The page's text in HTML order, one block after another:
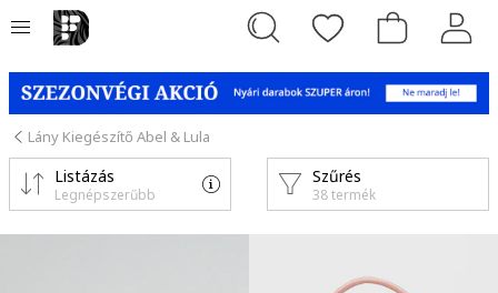
Lány Kiegészítő Abel & Lula
Szűrés
38 termék
Listázás
Legnépszerűbb